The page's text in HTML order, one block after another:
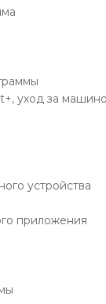
уход за
устройства
приложения